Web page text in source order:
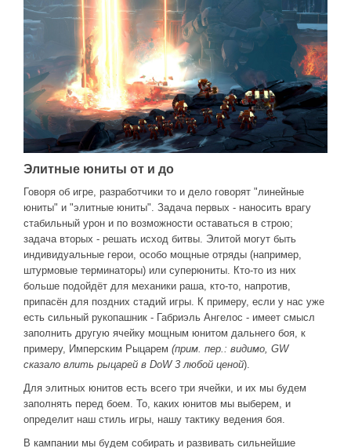
Элитные юниты от и до
Говоря об игре, разработчики то и дело говорят "линейные
юниты" и "элитные юниты". Задача первых - наносить врагу
стабильный урон и по возможности оставаться в строю;
задача вторых - решать исход битвы. Элитой могут быть
индивидуальные герои, особо мощные отряды (например,
штурмовые терминаторы) или суперюниты. Кто-то из них
больше подойдёт для механики раша, кто-то, напротив,
припасён для поздних стадий игры. К примеру, если у нас уже
есть сильный рукопашник - Габриэль Ангелос - имеет смысл
заполнить другую ячейку мощным юнитом дальнего боя, к
примеру, Имперским Рыцарем (прим. пер.: видимо, GW
сказало влить рыцарей в DoW 3 любой ценой).
Для элитных юнитов есть всего три ячейки, и их мы будем
заполнять перед боем. То, каких юнитов мы выберем, и
определит наш стиль игры, нашу тактику ведения боя.
В кампании мы будем собирать и развивать сильнейшие